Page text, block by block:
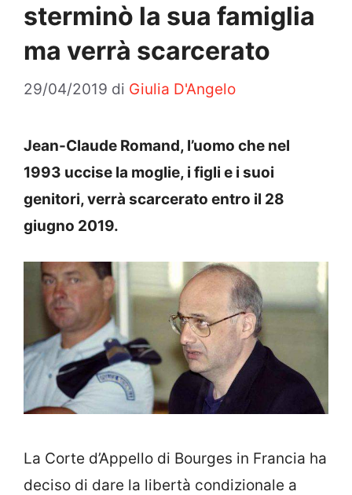
sterminò la sua famiglia
ma verrà scarcerato
29/04/2019 di Giulia D'Angelo
Jean-Claude Romand, l’uomo che nel
1993 uccise la moglie, i figli e i suoi
genitori, verrà scarcerato entro il 28
giugno 2019.
La Corte d’Appello di Bourges in Francia ha
deciso di dare la libertà condizionale a